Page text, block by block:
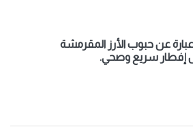
عن حبوب الأرز المقرمشة
إفطار سريع وصحي.